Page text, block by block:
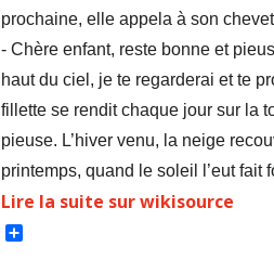
prochaine, elle appela à son
- Chère enfant, reste bonne et
haut du ciel, je te regarderai et te
fillette se rendit chaque jour sur la
pieuse. L’hiver venu, la neige
printemps, quand le soleil l’eut fait
Lire la suite sur wikisource